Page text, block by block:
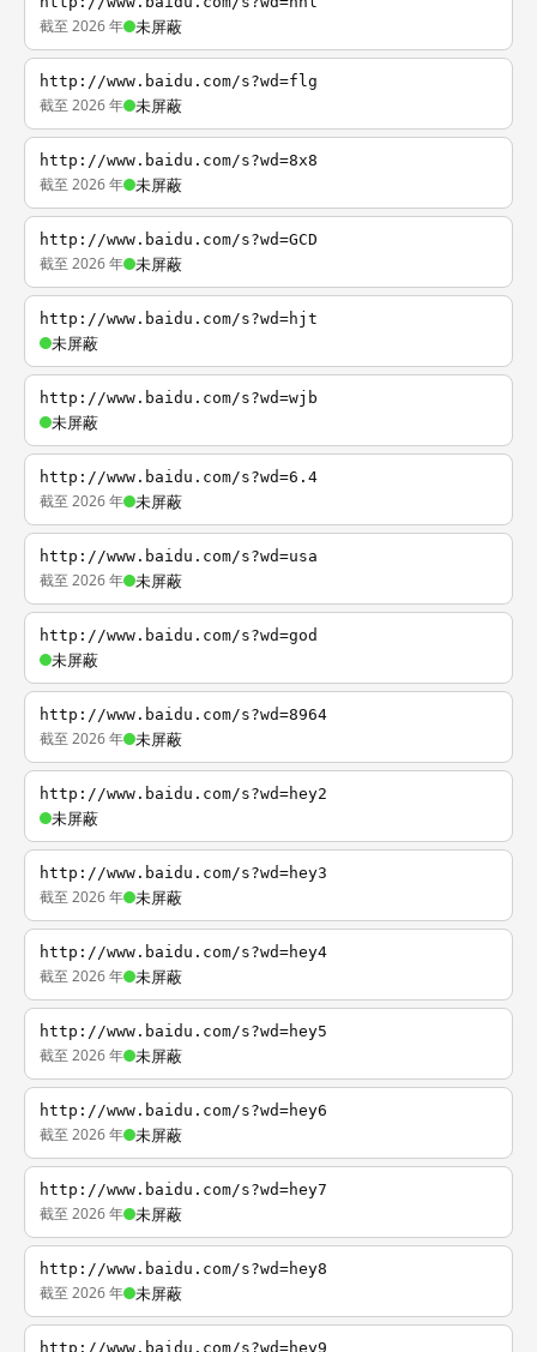
截至 2026 年 未屏蔽
http://www.baidu.com/s?wd=flg
截至 2026 年 未屏蔽
http://www.baidu.com/s?wd=8x8
截至 2026 年 未屏蔽
http://www.baidu.com/s?wd=GCD
截至 2026 年 未屏蔽
http://www.baidu.com/s?wd=hjt
未屏蔽
http://www.baidu.com/s?wd=wjb
未屏蔽
http://www.baidu.com/s?wd=6.4
截至 2026 年 未屏蔽
http://www.baidu.com/s?wd=usa
截至 2026 年 未屏蔽
http://www.baidu.com/s?wd=god
未屏蔽
http://www.baidu.com/s?wd=8964
截至 2026 年 未屏蔽
http://www.baidu.com/s?wd=hey2
未屏蔽
http://www.baidu.com/s?wd=hey3
截至 2026 年 未屏蔽
http://www.baidu.com/s?wd=hey4
截至 2026 年 未屏蔽
http://www.baidu.com/s?wd=hey5
截至 2026 年 未屏蔽
http://www.baidu.com/s?wd=hey6
截至 2026 年 未屏蔽
http://www.baidu.com/s?wd=hey7
截至 2026 年 未屏蔽
http://www.baidu.com/s?wd=hey8
截至 2026 年 未屏蔽
http://www.baidu.com/s?wd=hey9